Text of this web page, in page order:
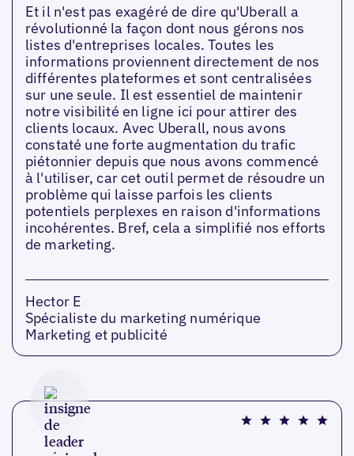
Et il n'est pas exagéré de dire qu'Uberall a
révolutionné la façon dont nous gérons nos
listes d'entreprises locales. Toutes les
informations proviennent directement de nos
différentes plateformes et sont centralisées
sur une seule. Il est essentiel de maintenir
notre visibilité en ligne ici pour attirer des
clients locaux. Avec Uberall, nous avons
constaté une forte augmentation du trafic
piétonnier depuis que nous avons commencé
à l'utiliser, car cet outil permet de résoudre un
problème qui laisse parfois les clients
potentiels perplexes en raison d'informations
incohérentes. Bref, cela a simplifié nos efforts
de marketing.
Hector E
Spécialiste du marketing numérique
Marketing et publicité